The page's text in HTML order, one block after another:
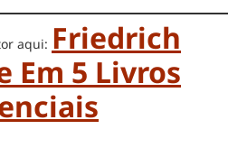
aqui: Friedrich
Em 5 Livros